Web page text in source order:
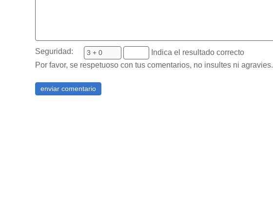
Seguridad:
Indica el resultado correcto
Por favor, se respetuoso con tus comentarios, no insultes ni agravies.